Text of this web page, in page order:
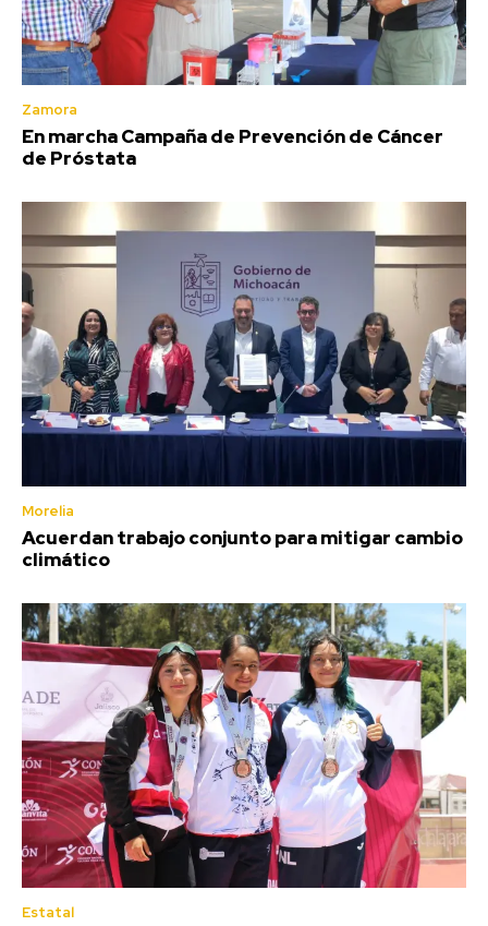
Zamora
En marcha Campaña de Prevención de Cáncer
de Próstata
Morelia
Acuerdan trabajo conjunto para mitigar cambio
climático
Estatal